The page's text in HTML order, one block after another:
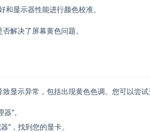
显示器性能进行颜色校准。
解决了屏幕黄色问题。
显示异常，包括出现黄色色调。您可以尝
"。
"，找到您的显卡。